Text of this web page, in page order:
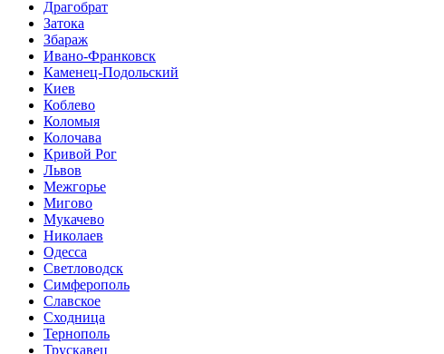
Драгобрат
Затока
Збараж
Ивано-Франковск
Каменец-Подольский
Киев
Коблево
Коломыя
Колочава
Кривой Рог
Львов
Межгорье
Мигово
Мукачево
Николаев
Одесса
Светловодск
Симферополь
Славское
Сходница
Тернополь
Трускавец